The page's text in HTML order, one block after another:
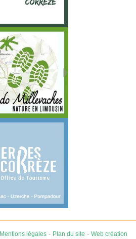
Mentions légales- Plan du site - Web création